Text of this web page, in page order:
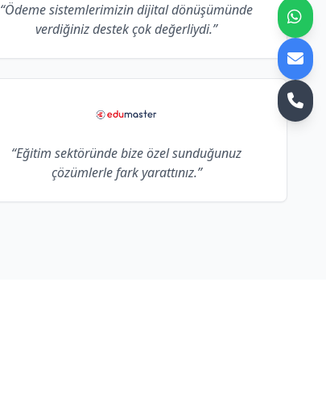
“Ödeme sistemlerimizin dijital dönüşümünde
verdiğiniz destek çok değerliydi.”
“Eğitim sektöründe bize özel sunduğunuz
çözümlerle fark yarattınız.”